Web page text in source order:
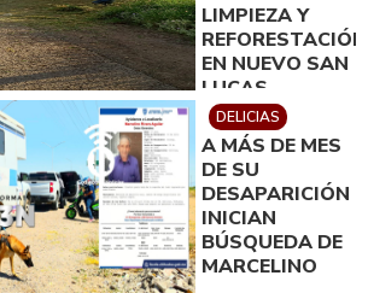
LIMPIEZA Y
REFORESTACIÓN
EN NUEVO SAN
LUCAS
DELICIAS
A MÁS DE MES
DE SU
DESAPARICIÓN
INICIAN
BÚSQUEDA DE
MARCELINO